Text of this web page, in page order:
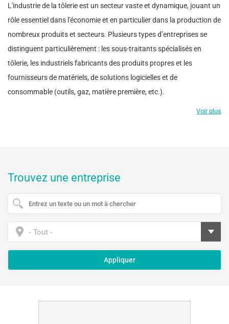
L'industrie de la tôlerie est un secteur vaste et dynamique, jouant un
rôle essentiel dans l'économie et en particulier dans la production de
nombreux produits et secteurs. Plusieurs types d’entreprises se
distinguent particulièrement : les sous-traitants spécialisés en
tôlerie, les industriels fabricants des produits propres et les
fournisseurs de matériels, de solutions logicielles et de
consommable (outils, gaz, matière première, etc.).
Voir plus
Trouvez une entreprise
- Tout -